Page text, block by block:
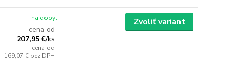
cena od
207,95 €/ks
cena od
169,07 € bez DPH
na dopyt Zvoliť variant